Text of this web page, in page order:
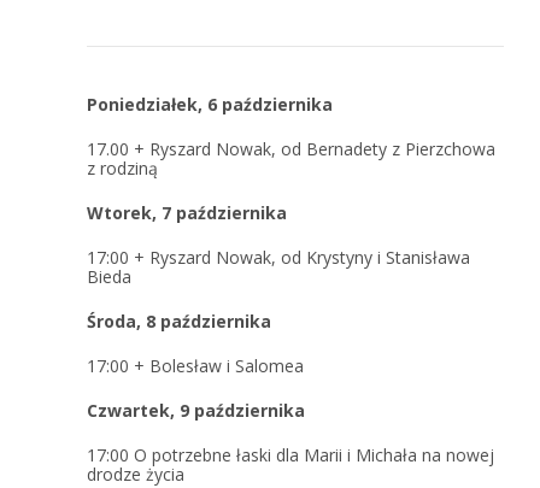
Poniedziałek, 6 października
17.00 + Ryszard Nowak, od Bernadety z Pierzchowa
z rodziną
Wtorek, 7 października
17:00 + Ryszard Nowak, od Krystyny i Stanisława
Bieda
Środa, 8 października
17:00 + Bolesław i Salomea
Czwartek, 9 października
17:00 O potrzebne łaski dla Marii i Michała na nowej
drodze życia